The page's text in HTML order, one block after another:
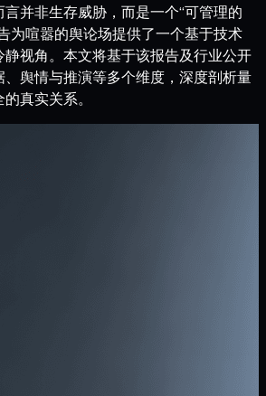
并非生存威胁，而是一个“可管理的
为喧嚣的舆论场提供了一个基于技术
视角。本文将基于该报告及行业公开
舆情与推演等多个维度，深度剖析量
真实关系。